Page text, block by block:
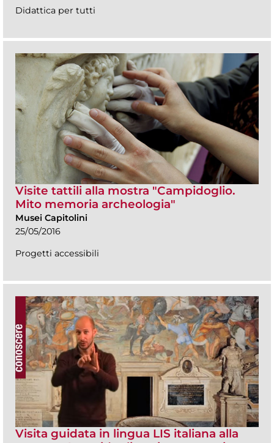
Didattica per tutti
Visite tattili alla mostra "Campidoglio.
Mito memoria archeologia"
Musei Capitolini
25/05/2016
Progetti accessibili
Visita guidata in lingua LIS italiana alla